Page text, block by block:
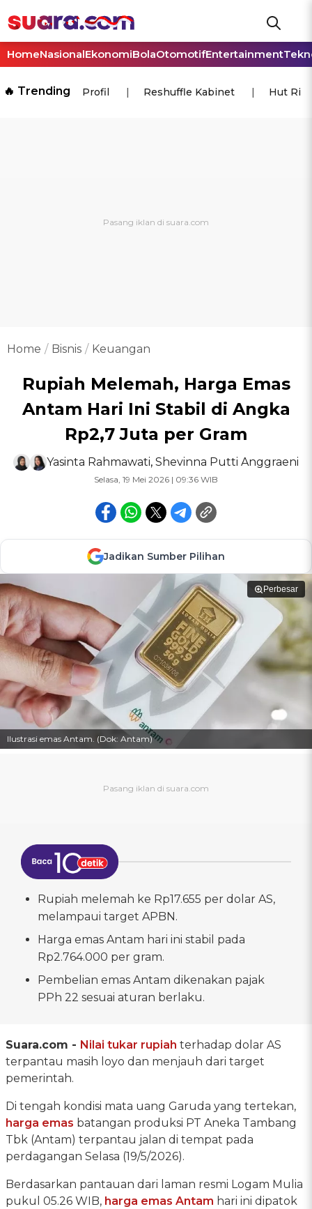
HomeNasionalEkonomiBolaOtomotifEntertainment
🔥 Trending Profil Reshuffle Kabinet Hut Ri
Home Bisnis Keuangan
Rupiah Melemah, Harga Emas
Antam Hari Ini Stabil di Angka
Rp2,7 Juta per Gram
Yasinta Rahmawati, Shevinna Putti Anggraeni
Selasa, 19 Mei 2026 | 09:36 WIB
Jadikan Sumber Pilihan
Perbesar
Ilustrasi emas Antam. (Dok: Antam)
Rupiah melemah ke Rp17.655 per dolar AS,
melampaui target APBN.
Harga emas Antam hari ini stabil pada
Rp2.764.000 per gram.
Pembelian emas Antam dikenakan pajak
PPh 22 sesuai aturan berlaku.
Suara.com - Nilai tukar rupiah terhadap dolar AS
terpantau masih loyo dan menjauh dari target
pemerintah.
Di tengah kondisi mata uang Garuda yang tertekan,
harga emas batangan produksi PT Aneka Tambang
Tbk (Antam) terpantau jalan di tempat pada
perdagangan Selasa (19/5/2026).
Berdasarkan pantauan dari laman resmi Logam Mulia
pukul 05.26 WIB, harga emas Antam hari ini dipatok